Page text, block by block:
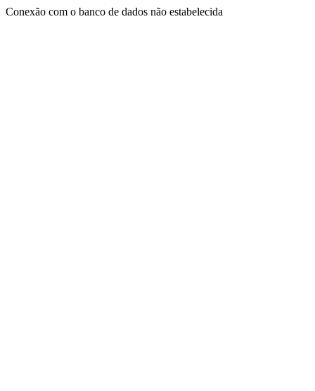
Conexão com o banco de dados não estabelecida